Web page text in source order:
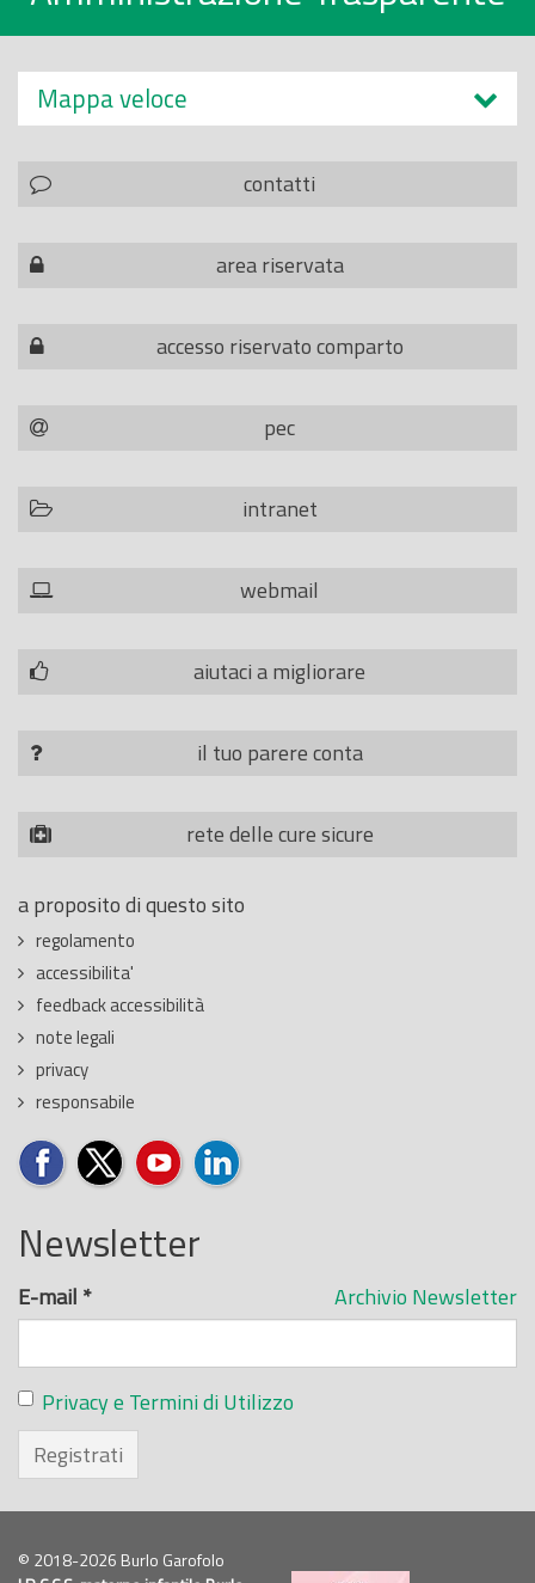
Mappa veloce
contatti
area riservata
accesso riservato comparto
pec
intranet
webmail
aiutaci a migliorare
il tuo parere conta
rete delle cure sicure
a proposito di questo sito
regolamento
accessibilita'
feedback accessibilità
note legali
privacy
responsabile
Newsletter
Archivio Newsletter
E-mail *
Privacy e Termini di Utilizzo
Registrati
© 2018-2026 Burlo Garofolo